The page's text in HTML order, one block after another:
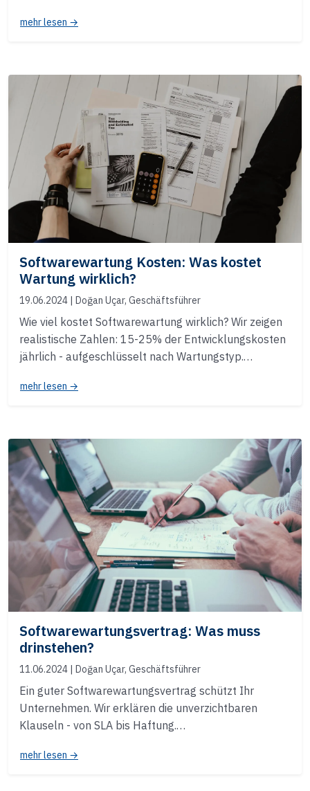
mehr lesen →
Softwarewartung Kosten: Was kostet
Wartung wirklich?
19.06.2024 | Doğan Uçar, Geschäftsführer
Wie viel kostet Softwarewartung wirklich? Wir zeigen
realistische Zahlen: 15-25% der Entwicklungskosten
jährlich - aufgeschlüsselt nach Wartungstyp.…
mehr lesen →
Softwarewartungsvertrag: Was muss
drinstehen?
11.06.2024 | Doğan Uçar, Geschäftsführer
Ein guter Softwarewartungsvertrag schützt Ihr
Unternehmen. Wir erklären die unverzichtbaren
Klauseln - von SLA bis Haftung.…
mehr lesen →